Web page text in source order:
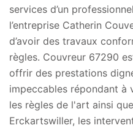
services d’un
l’entreprise Catherin
d’avoir des travaux
règles. Couvreur 67290
offrir des prestations
impeccables répondant à
les règles de l'art ainsi
Erckartswiller, les